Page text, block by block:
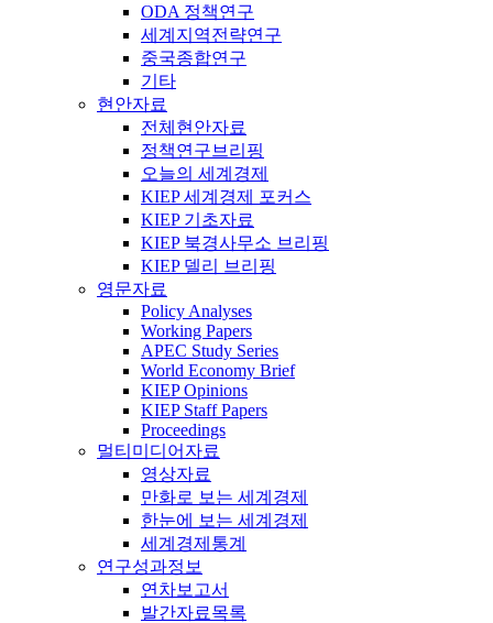
ODA 정책연구
세계지역전략연구
중국종합연구
기타
현안자료
전체현안자료
정책연구브리핑
오늘의 세계경제
KIEP 세계경제 포커스
KIEP 기초자료
KIEP 북경사무소 브리핑
KIEP 델리 브리핑
영문자료
Policy Analyses
Working Papers
APEC Study Series
World Economy Brief
KIEP Opinions
KIEP Staff Papers
Proceedings
멀티미디어자료
영상자료
만화로 보는 세계경제
한눈에 보는 세계경제
세계경제통계
연구성과정보
연차보고서
발간자료목록